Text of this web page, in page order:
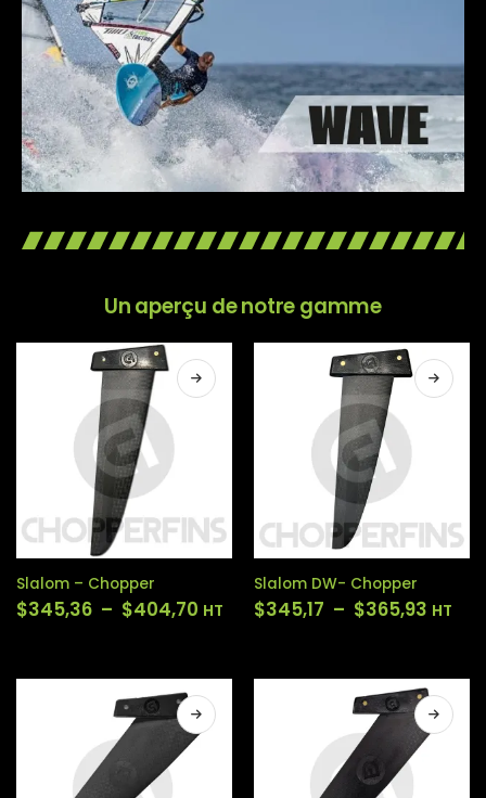
Un aperçu de notre gamme
Slalom – Chopper
$345,36 – $404,70 HT
Slalom DW- Chopper
$345,17 – $365,93 HT